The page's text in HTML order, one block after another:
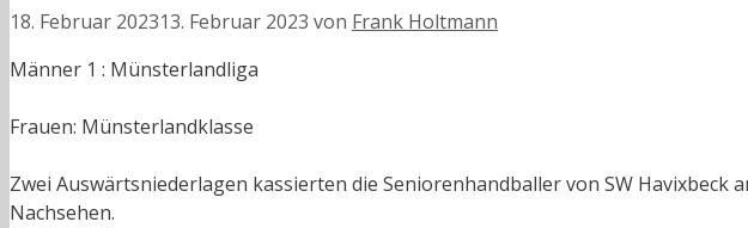
18. Februar 202313. Februar 2023 von Frank Holtmann
Männer 1 : Münsterlandliga
Frauen: Münsterlandklasse
Zwei Auswärtsniederlagen kassierten die Seniorenhandballer von SW
Nachsehen.